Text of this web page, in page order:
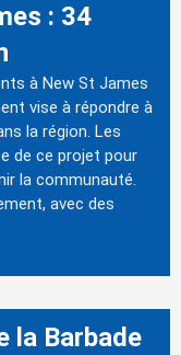
: 34
à New St James
vise à répondre à
la région. Les
de ce projet pour
la communauté.
avec des
la Barbade